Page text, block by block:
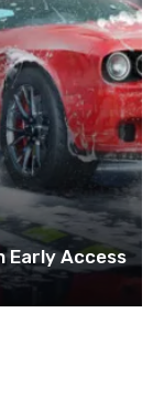
Early Access